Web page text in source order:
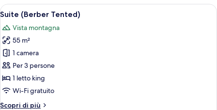
Apri
tutte
le
foto
per
Suite
(Berber
Tented)
1 camera, lenzuola Frette,
7
Suite (Berber Tented)
Vista montagna
55 m²
1 camera
Per 3 persone
1 letto king
Wi-Fi gratuito
Scopri di più
Altri